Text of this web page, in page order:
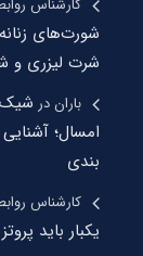
کارشناس
شورت‌های
شرت لیزری و
باراندر
امسال؛
بندی
کارشناس
یکبار باید